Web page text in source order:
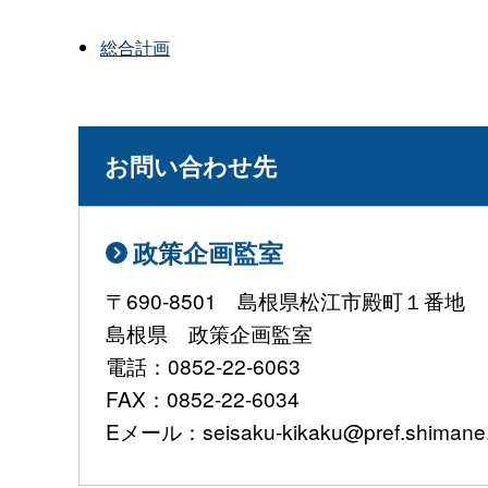
総合計画
お問い合わせ先
政策企画監室
〒690-8501 島根県松江市殿町１番地
島根県 政策企画監室
電話：0852-22-6063
FAX：0852-22-6034
Eメール：seisaku-